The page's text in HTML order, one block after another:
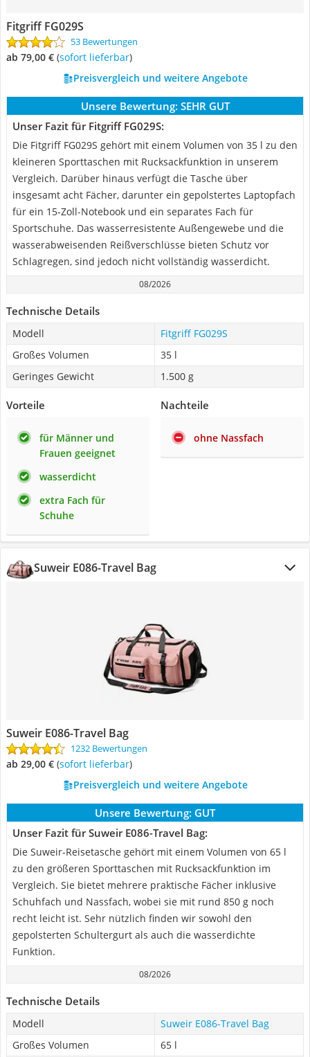
Fitgriff FG029S
53 Bewertungen
ab 79,00 € ( Sofort lieferbar)
Preisvergleich und weitere Angebote
Unsere Bewertung: SEHR GUT
Unser Fazit für Fitgriff FG029S:
Die Fitgriff FG029S gehört mit einem Volumen von 35 l zu den
kleineren Sporttaschen mit Rucksackfunktion in unserem
Vergleich. Darüber hinaus verfügt die Tasche über
insgesamt acht Fächer, darunter ein gepolstertes Laptopfach
für ein 15-Zoll-Notebook und ein separates Fach für
Sportschuhe. Das wasserresistente Außengewebe und die
wasserabweisenden Reißverschlüsse bieten Schutz vor
Schlagregen, sind jedoch nicht vollständig wasserdicht.
08/2026
Technische Details
Modell
Fitgriff FG029S
Großes Volumen
35 l
Geringes Gewicht
1.500 g
Vorteile
für Männer und
Frauen geeignet
wasserdicht
extra Fach für
Schuhe
Nachteile
ohne Nassfach
Suweir E086-Travel Bag
Suweir E086-Travel Bag
1232 Bewertungen
ab 29,00 € ( Sofort lieferbar)
Preisvergleich und weitere Angebote
Unsere Bewertung: GUT
Unser Fazit für Suweir E086-Travel Bag:
Die Suweir-Reisetasche gehört mit einem Volumen von 65 l
zu den größeren Sporttaschen mit Rucksackfunktion im
Vergleich. Sie bietet mehrere praktische Fächer inklusive
Schuhfach und Nassfach, wobei sie mit rund 850 g noch
recht leicht ist. Sehr nützlich finden wir sowohl den
gepolsterten Schultergurt als auch die wasserdichte
Funktion.
08/2026
Technische Details
Modell
Suweir E086-Travel Bag
Großes Volumen
65 l